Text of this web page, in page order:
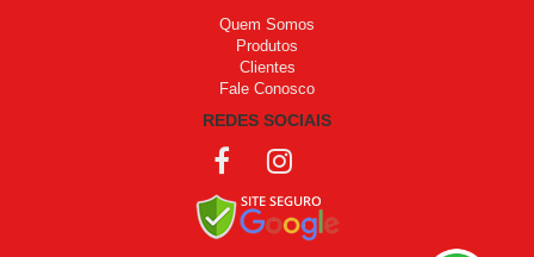
Quem Somos
Produtos
Clientes
Fale Conosco
REDES SOCIAIS